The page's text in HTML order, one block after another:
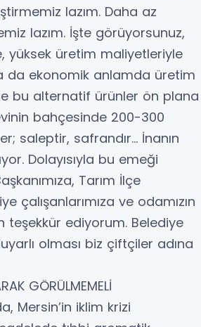
lazım. Daha az
lazım. İşte görüyorsunuz,
yüksek üretim maliyetleriyle
da ekonomik anlamda üretim
bu alternatif ürünler ön plana
evinin bahçesinde 200-300
saleptir, safrandır... İnanın
Dolayısıyla bu emeği
Tarım İlçe
ve odamızın
teşekkür ediyorum. Belediye
olması biz çiftçiler adına
GÖRÜLMEMELİ
Mersin’in iklim krizi